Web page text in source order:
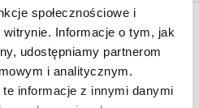
społecznościowe i
Informacje o tym, jak
udostępniamy partnerom
i analitycznym.
informacje z innymi danymi
291 992, +48 608